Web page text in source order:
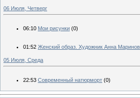
06 Июля, Четверг
06:10 Мои рисунки (0)
01:52 Женский образ. Художник Анна
05 Июля, Среда
22:53 Современный натюрморт (0)